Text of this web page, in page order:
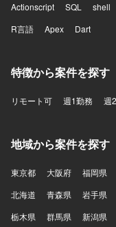
Actionscript
SQL shell
R言語
Apex Dart
特徴から案件を探す
リモート可 週1勤務 週
地域から案件を探す
東京都 大阪府 福岡県
北海道
青森県 岩手県
栃木県
群馬県 新潟県